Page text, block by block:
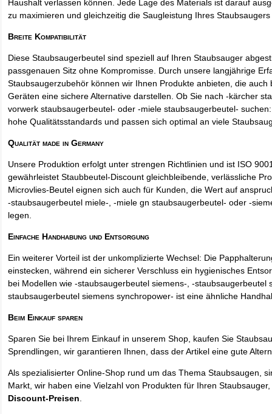
Haushalt verlassen können. Jede Lage des Materials ist darauf
zu maximieren und gleichzeitig die Saugleistung Ihres
Breite Kompatibilität
Diese Staubsaugerbeutel sind speziell auf Ihren Staubsauger
passgenauen Sitz ohne Kompromisse. Durch unsere langjährige
Staubsaugerzubehör können wir Ihnen Produkte anbieten, die auch
Geräten eine sichere Alternative darstellen. Ob Sie nach -kärcher
vorwerk staubsaugerbeutel- oder -miele staubsaugerbeutel-
hohe Qualitätsstandards und passen sich optimal an viele
Qualität made in Germany
Unsere Produktion erfolgt unter strengen Richtlinien und ist ISO
gewährleistet Staubbeutel-Discount gleichbleibende, verlässliche
Microvlies-Beutel eignen sich auch für Kunden, die Wert auf
-staubsaugerbeutel miele-, -miele gn staubsaugerbeutel- oder -
legen.
Einfache Handhabung und Entsorgung
Ein weiterer Vorteil ist der unkomplizierte Wechsel: Die
einstecken, während ein sicherer Verschluss ein hygienisches
bei Modellen wie -staubsaugerbeutel siemens-, -staubsaugerbeutel
staubsaugerbeutel siemens synchropower- ist eine ähnliche
Beim Einkauf sparen
Sparen Sie bei Ihrem Einkauf in unserem Shop, kaufen Sie
Sprendlingen, wir garantieren Ihnen, dass der Artikel eine gute
Als spezialisierter Online-Shop rund um das Thema Staubsaugen,
Markt, wir haben eine Vielzahl von Produkten für Ihren
Discount-Preisen.